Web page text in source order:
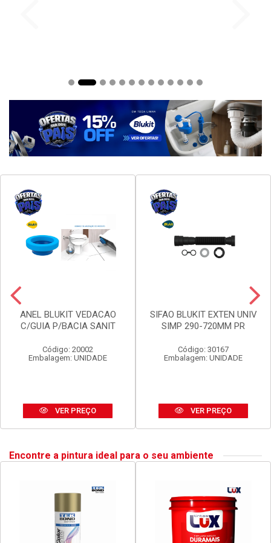
ANEL BLUKIT VEDACAO
C/GUIA P/BACIA SANIT
Código: 20002
Embalagem: UNIDADE
VER PREÇO
SIFAO BLUKIT EXTEN UNIV
SIMP 290-720MM PR
Código: 30167
Embalagem: UNIDADE
VER PREÇO
Encontre a pintura ideal para o seu ambiente